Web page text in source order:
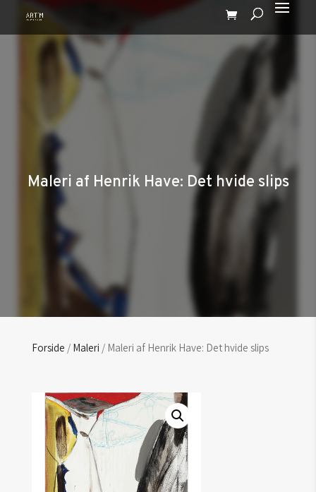
Maleri af Henrik Have: Det hvide slips
Forside / Maleri / Maleri af Henrik Have: Det hvide slips